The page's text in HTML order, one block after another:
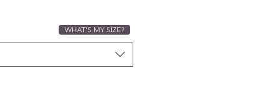
WHAT'S MY SIZE?